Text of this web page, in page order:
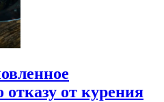
отказу от курения